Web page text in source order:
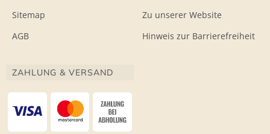
Sitemap
AGB
Zu unserer Website
Hinweis zur Barrierefreiheit
ZAHLUNG & VERSAND